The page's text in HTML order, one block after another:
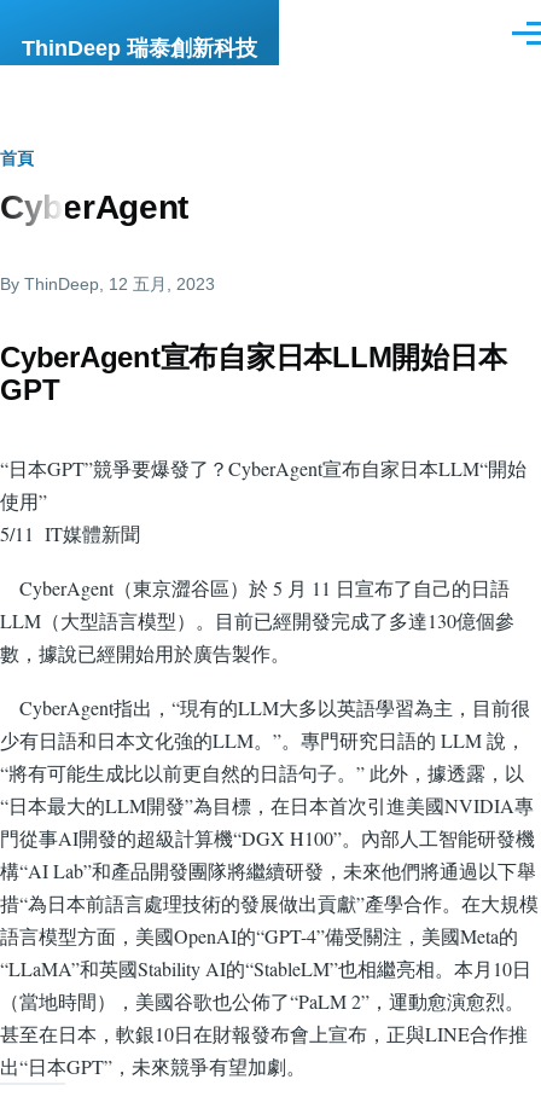
ThinDeep 瑞泰創新科技
選
導
航
結
首頁
Cyber​​Agent
By ThinDeep , 12 五月, 2023
Cyber​​Agent宣布自家日本LLM開始日本
GPT
“日本GPT”競爭要爆發了？Cyber​​Agent宣布自家日本LLM“開始
使用”
5/11 IT媒體新聞
Cyber​​Agent（東京澀谷區）於 5 月 11 日宣布了自己的日語
LLM（大型語言模型）。目前已經開發完成了多達130億個參
數，據說已經開始用於廣告製作。
Cyber​​Agent指出，“現有的LLM大多以英語學習為主，目前很
少有日語和日本文化強的LLM。”。專門研究日語的 LLM 說，
“將有可能生成比以前更自然的日語句子。” 此外，據透露，以
“日本最大​​的LLM開發”為目標，在日本首次引進美國NVIDIA專
門從事AI開發的超級計算機“DGX H100”。內部人工智能研發機
構“AI Lab”和產品開發團隊將繼續研發，未來他們將通過以下舉
措“為日本前語言處理技術的發展做出貢獻”產學合作。在大規模
語言模型方面，美國OpenAI的“GPT-4”備受關注，美國Meta的
“LLaMA”和英國Stability AI的“StableLM”也相繼亮相。本月10日
（當地時間），美國谷歌也公佈了“PaLM 2”，運動愈演愈烈。
甚至在日本，軟銀10日在財報發布會上宣布，正與LINE合作推
出“日本GPT”，未來競爭有望加劇。